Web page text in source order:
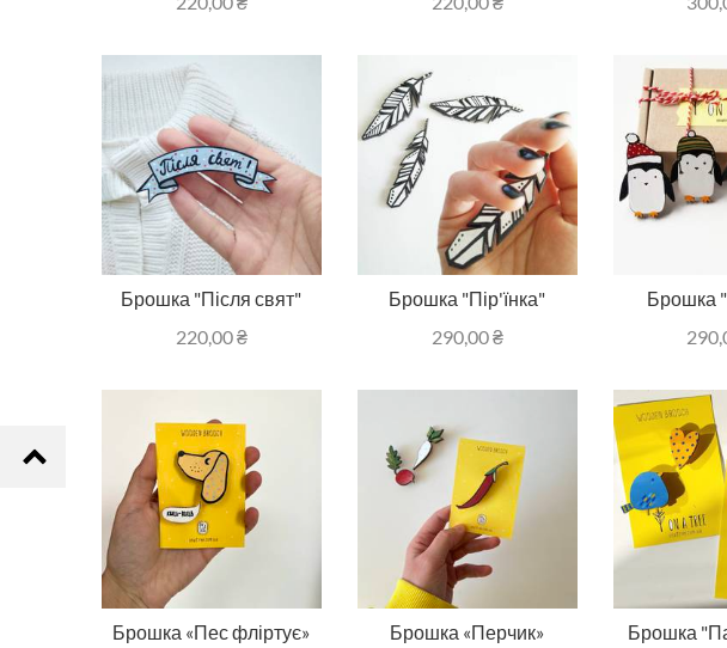
Брошка "Після свят"
220,00₴
Брошка "Пір'їнка"
290,00₴
Брошка
Брошка «Пес фліртує»
Брошка «Перчик»
Брошка